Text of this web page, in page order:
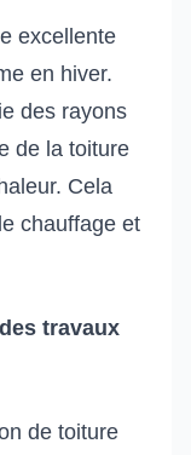
excellente
en hiver.
des rayons
de la toiture
Cela
chauffage et
travaux
de toiture